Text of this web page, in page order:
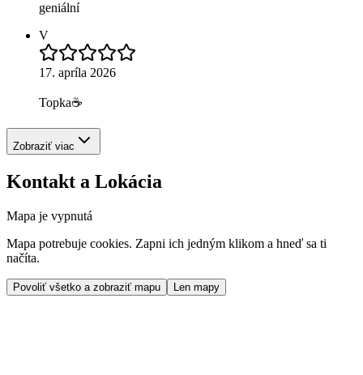
geniální
V
17. apríla 2026
Topka☕️
Zobraziť viac
Kontakt a Lokácia
Mapa je vypnutá
Mapa potrebuje cookies. Zapni ich jedným klikom a hneď sa ti
načíta.
Povoliť všetko a zobraziť mapu Len mapy